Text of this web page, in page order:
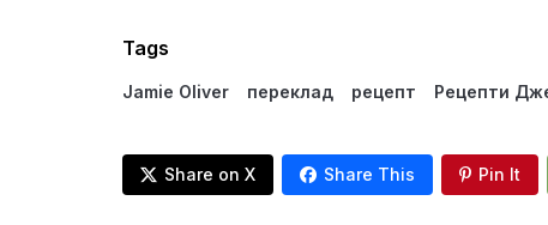
Tags
Jamie Oliver переклад рецепт Рецепти
Share on X Share This Pin It